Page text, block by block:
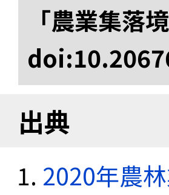
「農業集落
出典
2020年農